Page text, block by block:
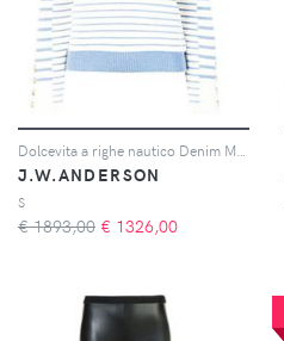
J.W.ANDERSON
S
€ 1893,00 € 1326,00